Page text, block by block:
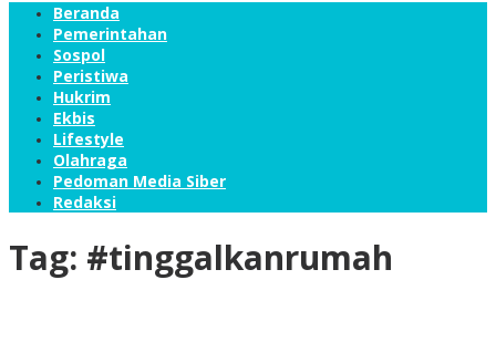
Beranda
Pemerintahan
Sospol
Peristiwa
Hukrim
Ekbis
Lifestyle
Olahraga
Pedoman Media Siber
Redaksi
Tag: #tinggalkanrumah